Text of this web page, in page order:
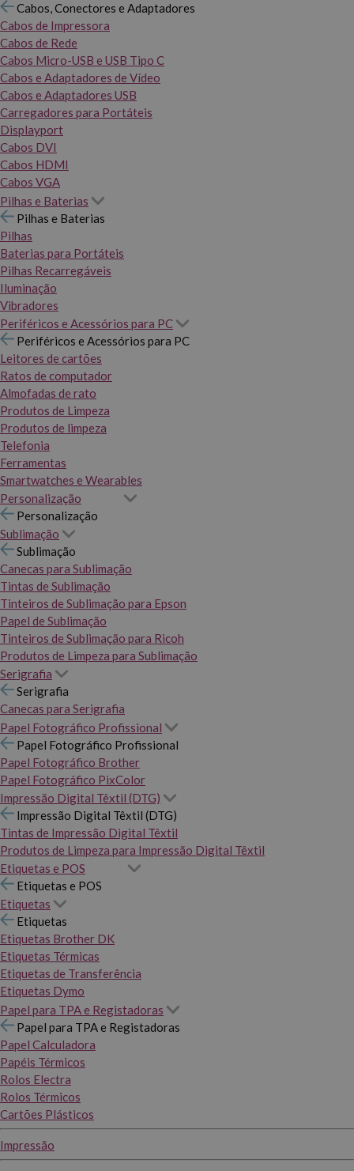
Cabos, Conectores e Adaptadores
Cabos de Impressora
Cabos de Rede
Cabos Micro-USB e USB Tipo C
Cabos e Adaptadores de Vídeo
Cabos e Adaptadores USB
Carregadores para Portáteis
Displayport
Cabos DVI
Cabos HDMI
Cabos VGA
Pilhas e Baterias
Pilhas e Baterias
Pilhas
Baterias para Portáteis
Pilhas Recarregáveis
Iluminação
Vibradores
Periféricos e Acessórios para PC
Periféricos e Acessórios para PC
Leitores de cartões
Ratos de computador
Almofadas de rato
Produtos de Limpeza
Produtos de limpeza
Telefonia
Ferramentas
Smartwatches e Wearables
Personalização
Personalização
Sublimação
Sublimação
Canecas para Sublimação
Tintas de Sublimação
Tinteiros de Sublimação para Epson
Papel de Sublimação
Tinteiros de Sublimação para Ricoh
Produtos de Limpeza para Sublimação
Serigrafia
Serigrafia
Canecas para Serigrafia
Papel Fotográfico Profissional
Papel Fotográfico Profissional
Papel Fotográfico Brother
Papel Fotográfico PixColor
Impressão Digital Têxtil (DTG)
Impressão Digital Têxtil (DTG)
Tintas de Impressão Digital Têxtil
Produtos de Limpeza para Impressão Digital Têxtil
Etiquetas e POS
Etiquetas e POS
Etiquetas
Etiquetas
Etiquetas Brother DK
Etiquetas Térmicas
Etiquetas de Transferência
Etiquetas Dymo
Papel para TPA e Registadoras
Papel para TPA e Registadoras
Papel Calculadora
Papéis Térmicos
Rolos Electra
Rolos Térmicos
Cartões Plásticos
Impressão